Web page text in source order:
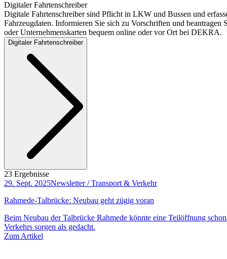
Digitaler Fahrtenschreiber
Digitale Fahrtenschreiber sind Pflicht in LKW und Bussen und
Fahrzeugdaten. Informieren Sie sich zu Vorschriften und beantragen
oder Unternehmenskarten bequem online oder vor Ort bei DEKRA.
Digitaler Fahrtenschreiber
23 Ergebnisse
29. Sept. 2025Newsletter / Transport & Verkehr
Rahmede-Talbrücke: Neubau geht zügig voran
Beim Neubau der Talbrücke Rahmede könnte eine Teilöffnung
Verkehrs sorgen als gedacht.
Zum Artikel